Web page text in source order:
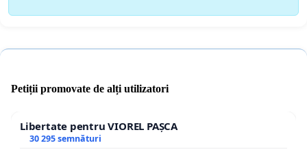
Petiții promovate de alți utilizatori
Libertate pentru VIOREL PAȘCA
30 295 semnături